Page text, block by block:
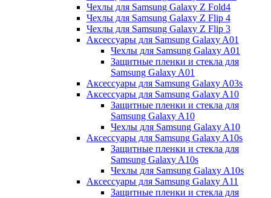
Чехлы для Samsung Galaxy Z Fold4
Чехлы для Samsung Galaxy Z Flip 4
Чехлы для Samsung Galaxy Z Flip 3
Аксессуары для Samsung Galaxy A01
Чехлы для Samsung Galaxy A01
Защитные пленки и стекла для
Samsung Galaxy A01
Аксессуары для Samsung Galaxy A03s
Аксессуары для Samsung Galaxy A10
Защитные пленки и стекла для
Samsung Galaxy A10
Чехлы для Samsung Galaxy A10
Аксессуары для Samsung Galaxy A10s
Защитные пленки и стекла для
Samsung Galaxy A10s
Чехлы для Samsung Galaxy A10s
Аксессуары для Samsung Galaxy A11
Защитные пленки и стекла для